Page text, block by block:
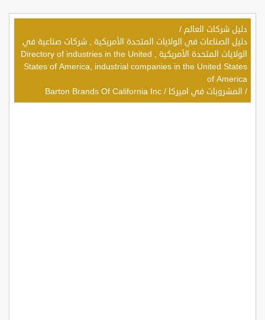
دليل شركات العالم /
دليل الصناعات في الولايات المتحدة الأمريكية , شركات صناعية في
الولايات المتحدة الأمريكية , Directory of industries in the United
States of America, industrial companies in the United States
of America
/ المشروبات في اميركا /
Barton Brands Of California Inc